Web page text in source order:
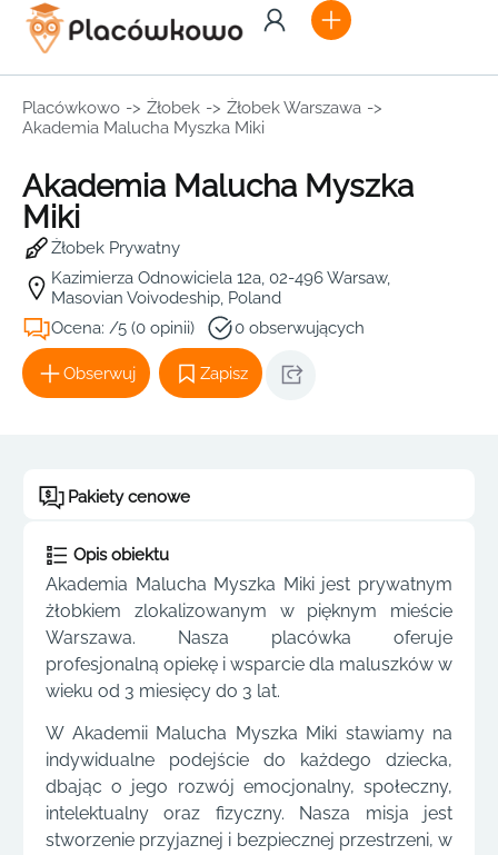
Placówkowo -> Żłobek -> Żłobek Warszawa ->
Akademia Malucha Myszka Miki
Akademia Malucha Myszka
Miki
Żłobek Prywatny
Kazimierza Odnowiciela 12a, 02-496 Warsaw,
Masovian Voivodeship, Poland
Ocena: /5 (0 opinii)
0 obserwujących
Obserwuj Zapisz
Pakiety cenowe
Opis obiektu
Akademia Malucha Myszka Miki jest prywatnym
żłobkiem zlokalizowanym w pięknym mieście
Warszawa. Nasza placówka oferuje
profesjonalną opiekę i wsparcie dla maluszków w
wieku od 3 miesięcy do 3 lat.
W Akademii Malucha Myszka Miki stawiamy na
indywidualne podejście do każdego dziecka,
dbając o jego rozwój emocjonalny, społeczny,
intelektualny oraz fizyczny. Nasza misja jest
stworzenie przyjaznej i bezpiecznej przestrzeni, w